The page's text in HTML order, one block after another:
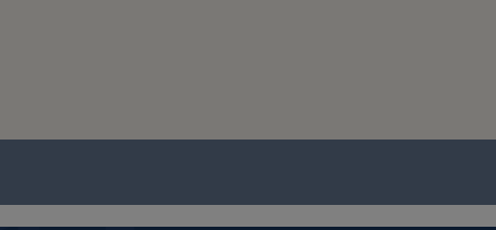
Questionnaire
social